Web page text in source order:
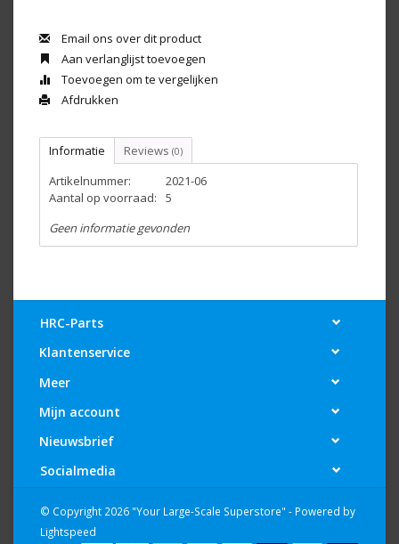
Email ons over dit product
Aan verlanglijst toevoegen
Toevoegen om te vergelijken
Afdrukken
Informatie Reviews (0)
Artikelnummer:
2021-06
Aantal op voorraad:
5
Geen informatie gevonden
HRC-Parts
Klantenservice
Meer
Mijn account
Nieuwsbrief
Socialmedia
© Copyright 2026 "Your Large-Scale Superstore" - Powered by
Lightspeed